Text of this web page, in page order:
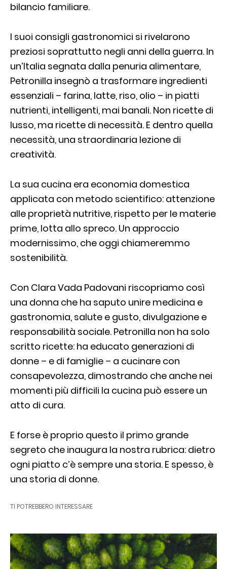
bilancio familiare.
I suoi consigli gastronomici si rivelarono
preziosi soprattutto negli anni della guerra. In
un’Italia segnata dalla penuria alimentare,
Petronilla insegnò a trasformare ingredienti
essenziali – farina, latte, riso, olio – in piatti
nutrienti, intelligenti, mai banali. Non ricette di
lusso, ma ricette di necessità. E dentro quella
necessità, una straordinaria lezione di
creatività.
La sua cucina era economia domestica
applicata con metodo scientifico: attenzione
alle proprietà nutritive, rispetto per le materie
prime, lotta allo spreco. Un approccio
modernissimo, che oggi chiameremmo
sostenibilità.
Con Clara Vada Padovani riscopriamo così
una donna che ha saputo unire medicina e
gastronomia, salute e gusto, divulgazione e
responsabilità sociale. Petronilla non ha solo
scritto ricette: ha educato generazioni di
donne – e di famiglie – a cucinare con
consapevolezza, dimostrando che anche nei
momenti più difficili la cucina può essere un
atto di cura.
E forse è proprio questo il primo grande
segreto che inaugura la nostra rubrica: dietro
ogni piatto c’è sempre una storia. E spesso, è
una storia di donne.
TI POTREBBERO INTERESSARE